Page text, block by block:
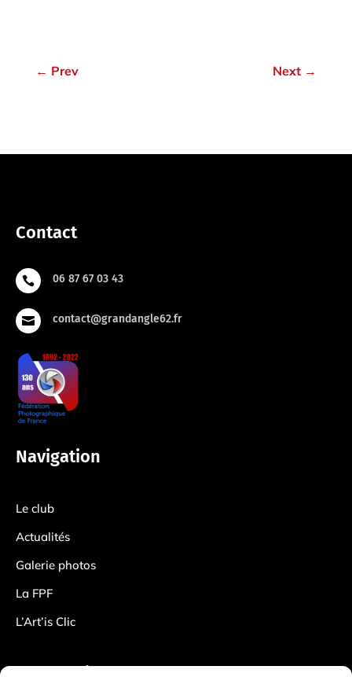
← Prev Next →
Contact
 06 87 67 03 43
 contact@grandangle62.fr
Navigation
Le club
Actualités
Galerie photos
La FPF
L’Art’is Clic